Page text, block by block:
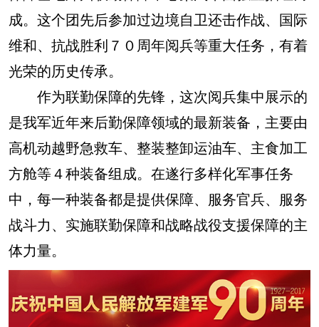
成。这个团先后参加过边境自卫还击作战、国际
维和、抗战胜利７０周年阅兵等重大任务，有着
光荣的历史传承。
作为联勤保障的先锋，这次阅兵集中展示的
是我军近年来后勤保障领域的最新装备，主要由
高机动越野急救车、整装整卸运油车、主食加工
方舱等４种装备组成。在遂行多样化军事任务
中，每一种装备都是提供保障、服务官兵、服务
战斗力、实施联勤保障和战略战役支援保障的主
体力量。